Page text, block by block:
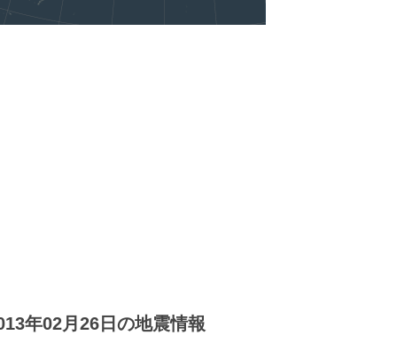
年02月26日の地震情報